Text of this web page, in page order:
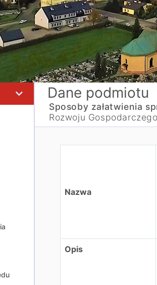
Dane podmiotu
Sposoby załatwienia
Rozwoju Gospodarczego
Nazwa
Opis